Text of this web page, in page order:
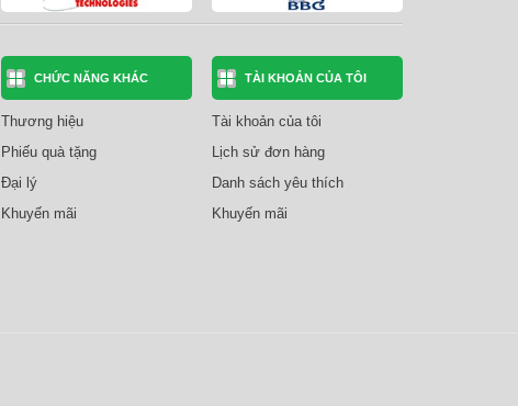
CHỨC NĂNG KHÁC
Thương hiệu
Phiếu quà tặng
Đại lý
Khuyến mãi
TÀI KHOẢN CỦA TÔI
Tài khoản của tôi
Lịch sử đơn hàng
Danh sách yêu thích
Khuyến mãi